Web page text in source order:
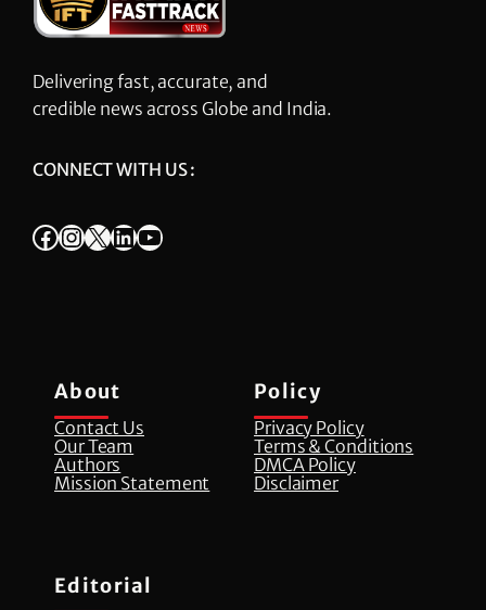
Delivering fast, accurate, and
credible news across Globe and India.
CONNECT WITH US :
Facebook InstagramX LinkedIn YouTube
About
Contact Us
Our Team
Authors
Mission Statement
Policy
Privacy Policy
Terms & Conditions
DMCA Policy
Disclaimer
Editorial